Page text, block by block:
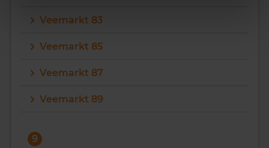
Veemarkt 83
Veemarkt 85
Veemarkt 87
Veemarkt 89
9